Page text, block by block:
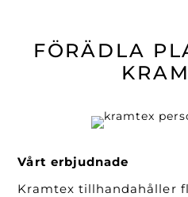
FÖRÄDLA
Vårt erbjudnade
Kramtex tillhandahåller